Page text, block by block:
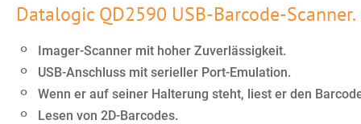
Datalogic QD2590 USB-Barcode-Scanner.
Imager-Scanner mit hoher Zuverlässigkeit.
USB-Anschluss mit serieller Port-Emulation.
Wenn er auf seiner Halterung steht, liest er den
Lesen von 2D-Barcodes.